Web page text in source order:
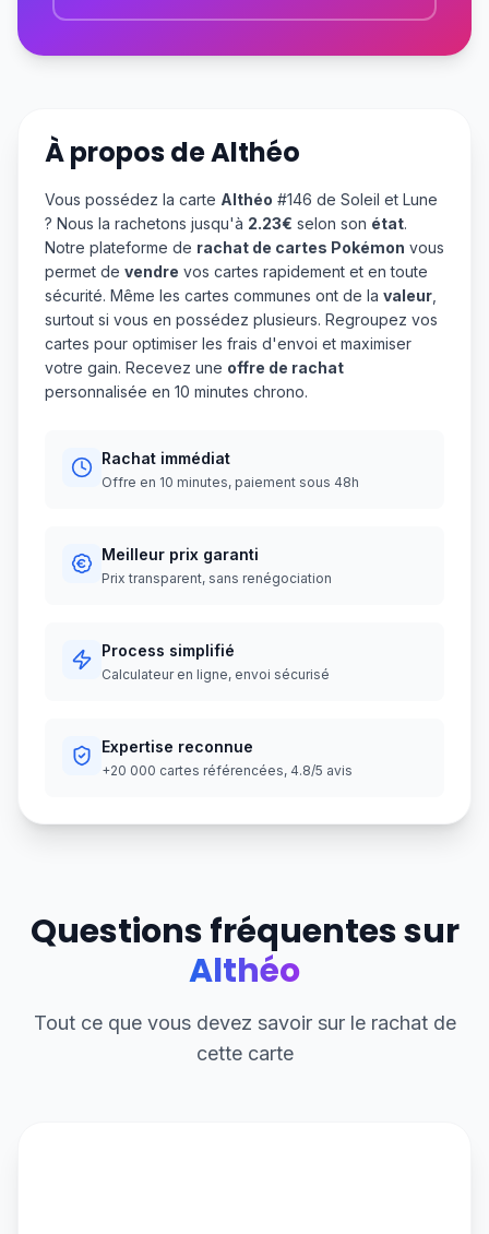
À propos deAlthéo
Vous possédez la carte Althéo #146 de Soleil et Lune
? Nous la rachetons jusqu'à 2.23€ selon son état.
Notre plateforme de rachat de cartes Pokémon vous
permet de vendre vos cartes rapidement et en toute
sécurité. Même les cartes communes ont de la valeur
surtout si vous en possédez plusieurs. Regroupez vos
cartes pour optimiser les frais d'envoi et maximiser
votre gain. Recevez une offre de rachat
personnalisée en 10 minutes chrono.
Rachat immédiat
Offre en 10 minutes, paiement sous 48h
Meilleur prix garanti
Prix transparent, sans renégociation
Process simplifié
Calculateur en ligne, envoi sécurisé
Expertise reconnue
+20 000 cartes référencées, 4.8/5 avis
Questions fréquentes sur
Althéo
Tout ce que vous devez savoir sur le rachat de
cette carte